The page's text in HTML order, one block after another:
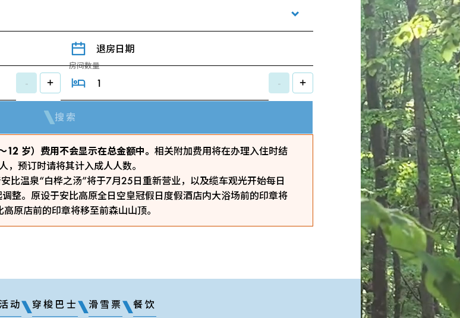
退房日期
- +
房间数量
- +
搜索
岁）费用不会显示在总金额中。 相关附加费用将在办理入住时结
预订时请将其计入成人人数。
比温泉“白桦之汤”将于7月25日重新营业，以及缆车观光开始每日
整。原设于安比高原全日空皇冠假日度假酒店内大浴场前的印章将
原店前的印章将移至前森山山顶。
动 穿梭巴士 滑雪票 餐饮